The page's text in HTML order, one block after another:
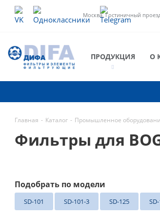
Москва, Гостиничный
ПРОДУКЦИЯ О
Главная - Каталог - Промышленное
Фильтры для
Подобрать по модели
SD-101 SD-101-3 SD-125